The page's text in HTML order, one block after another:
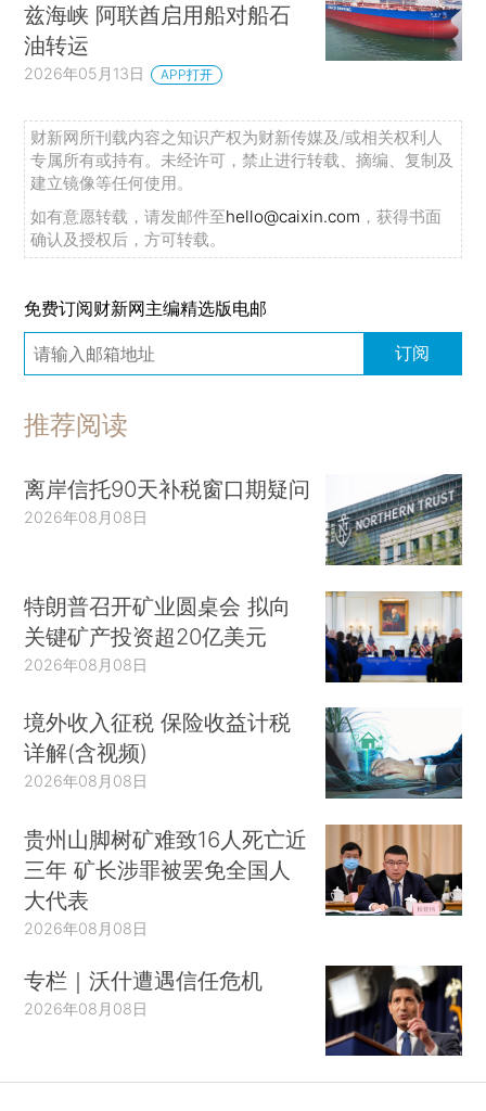
兹海峡 阿联酋启用船对船石
油转运
2026年05月13日 APP打开
财新网所刊载内容之知识产权为财新传媒及/或相关权利人
专属所有或持有。未经许可，禁止进行转载、摘编、复制及
建立镜像等任何使用。
如有意愿转载，请发邮件至hello@caixin.com ，获得书面
确认及授权后，方可转载。
免费订阅财新网主编精选版电邮
订阅
推荐阅读
离岸信托90天补税窗口期疑问
2026年08月08日
特朗普召开矿业圆桌会 拟向
关键矿产投资超20亿美元
2026年08月08日
境外收入征税 保险收益计税
详解(含视频)
2026年08月08日
贵州山脚树矿难致16人死亡近
三年 矿长涉罪被罢免全国人
大代表
2026年08月08日
专栏｜沃什遭遇信任危机
2026年08月08日